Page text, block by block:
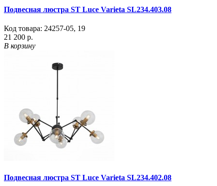
Подвесная люстра ST Luce Varieta SL234.403.08
Код товара: 24257-05, 19
21 200 р.
В корзину
Подвесная люстра ST Luce Varieta SL234.402.08